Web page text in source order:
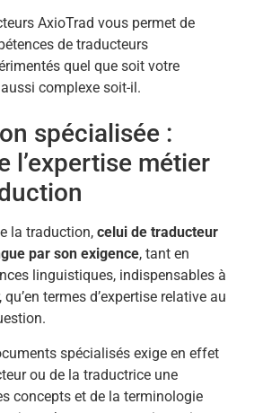
AxioTrad vous permet de
de traducteurs
quel que soit votre
complexe soit-il.
spécialisée :
l’expertise métier
la traduction, celui de traducteur
par son exigence, tant en
linguistiques, indispensables à
termes d’expertise relative au
spécialisés exige en effet
ou de la traductrice une
concepts et de la terminologie